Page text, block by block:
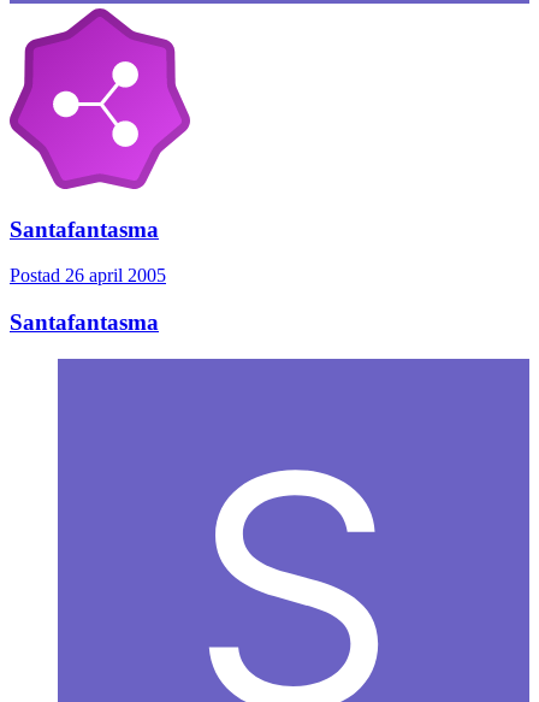
Santafantasma
Postad 26 april 2005
Santafantasma